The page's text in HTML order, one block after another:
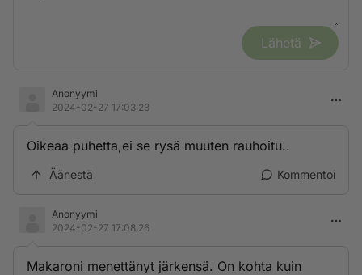
Lähetä
Anonyymi
2024-02-27 17:03:23
Oikeaa puhetta,ei se rysä muuten rauhoitu..
Äänestä Kommentoi
Anonyymi
2024-02-27 17:08:26
Makaroni menettänyt järkensä. On kohta kuin